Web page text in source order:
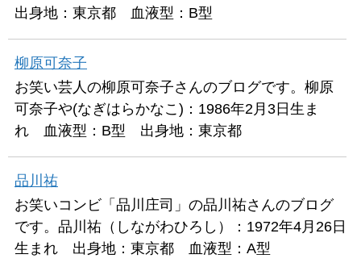
出身地：東京都 血液型：B型
柳原可奈子
お笑い芸人の柳原可奈子さんのブログです。柳原
可奈子や(なぎはらかなこ)：1986年2月3日生ま
れ 血液型：B型 出身地：東京都
品川祐
お笑いコンビ「品川庄司」の品川祐さんのブログ
です。品川祐（しながわひろし）：1972年4月26日
生まれ 出身地：東京都 血液型：A型